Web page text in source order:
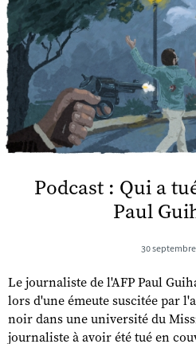
Podcast : Qui a
Paul
30
Le journaliste de l'AFP Paul
lors d'une émeute suscitée par
noir dans une université du
journaliste à avoir été tué en